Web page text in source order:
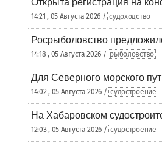
Открыта регистрация на
14:21 , 05 Августа 2026 / судоходство
Росрыболовство
14:18 , 05 Августа 2026 / рыболовство
Для Северного морского
14:02 , 05 Августа 2026 / судостроение
На Хабаровском
12:03 , 05 Августа 2026 / судостроение